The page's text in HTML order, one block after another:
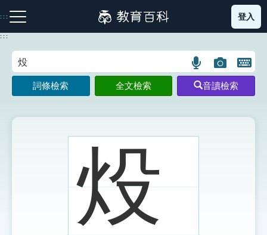
到
主
:::
注音索引圖示 筆畫索引圖示 部首索引表圖示
登入
:::
語
言
搜
示
圖
片
搜
開
鍵
圖
詞條檢索 全文檢索 音讀檢索
炈